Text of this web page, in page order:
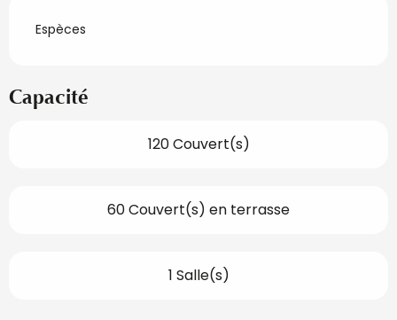
Espèces
Capacité
120 Couvert(s)
60 Couvert(s) en terrasse
1 Salle(s)